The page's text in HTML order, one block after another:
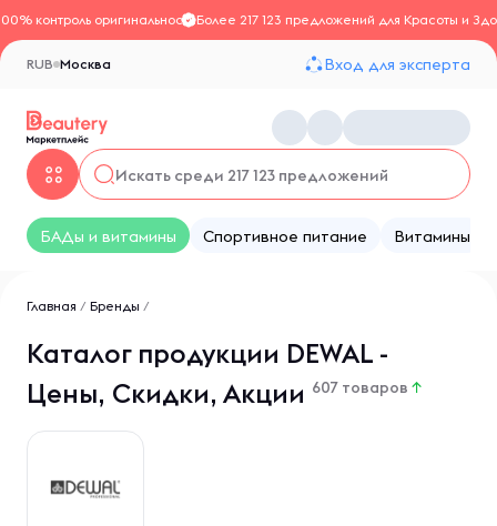
контроль оригинальностиБолее 217 123 предложений для Красоты и
Москва
RUB Вход для эксперта
БАДы и витамины Спортивное питание Витамины
Главная / Бренды /
Каталог продукции DEWAL -
Цены, Скидки, Акции 607 товаров ↑